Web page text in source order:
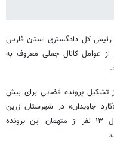
رئیس کل دادگستری استان فارس
پرونده قضایی برای بیش از ۲۰ نفر از عوامل کانال جعلی معروف به
تشکیل پرونده قضایی برای بیش
جاویدان» در شهرستان زرین
دشت خبر داد و گفت: در گام نخست، اموال ۱۳ نفر از متهمان این پرونده